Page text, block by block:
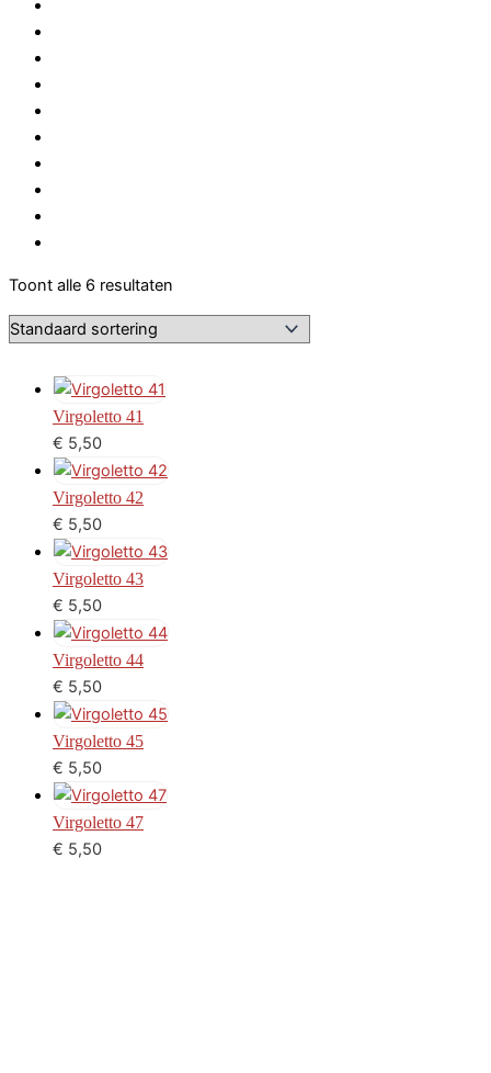
Toont alle 6 resultaten
Virgoletto 41
€ 5,50
Virgoletto 42
€ 5,50
Virgoletto 43
€ 5,50
Virgoletto 44
€ 5,50
Virgoletto 45
€ 5,50
Virgoletto 47
€ 5,50